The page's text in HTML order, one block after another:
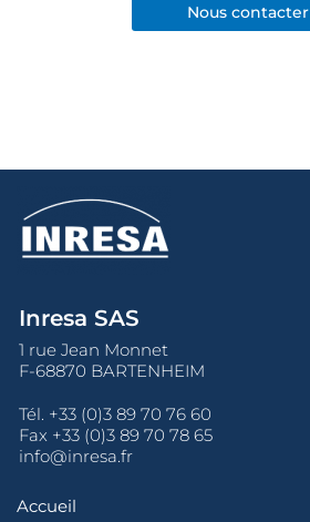
Nous contacter
Inresa SAS
1 rue Jean Monnet
F-68870 BARTENHEIM
Tél. +33 (0)3 89 70 76 60
Fax +33 (0)3 89 70 78 65
info@inresa.fr
Accueil